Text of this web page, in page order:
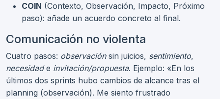
COIN (Contexto, Observación, Impacto, Próximo
paso): añade un acuerdo concreto al final.
Comunicación no violenta
Cuatro pasos: observaciónsin juicios, sentimiento,
necesidade invitación/propuesta. Ejemplo: «En los
últimos dos sprints hubo cambios de alcance tras el
planning (observación). Me siento frustrado